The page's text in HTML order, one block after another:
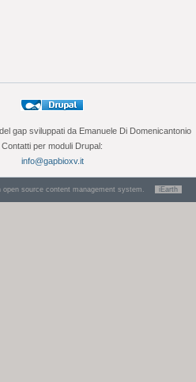
gap sviluppati da Emanuele Di Domenicantonio
Contatti per moduli Drupal:
info@gapbioxv.it
open source content management system. iEarth